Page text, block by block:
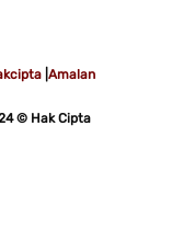
Amalan
© Hak Cipta